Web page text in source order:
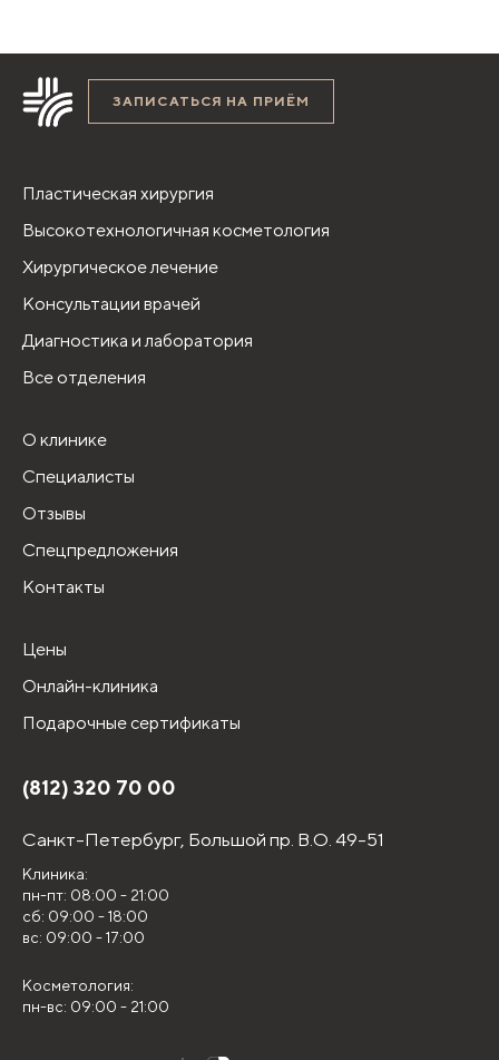
ЗАПИСАТЬСЯ НА ПРИЁМ
Пластическая хирургия
Высокотехнологичная косметология
Хирургическое лечение
Консультации врачей
Диагностика и лаборатория
Все отделения
О клинике
Специалисты
Отзывы
Спецпредложения
Контакты
Цены
Онлайн-клиника
Подарочные сертификаты
(812) 320 70 00
Санкт-Петербург, Большой пр. В.О. 49-51
Клиника:
пн-пт: 08:00 - 21:00
сб: 09:00 - 18:00
вс: 09:00 - 17:00
Косметология:
пн-вс: 09:00 - 21:00